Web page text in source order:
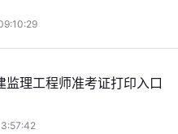
监理工程师准考证打印入口